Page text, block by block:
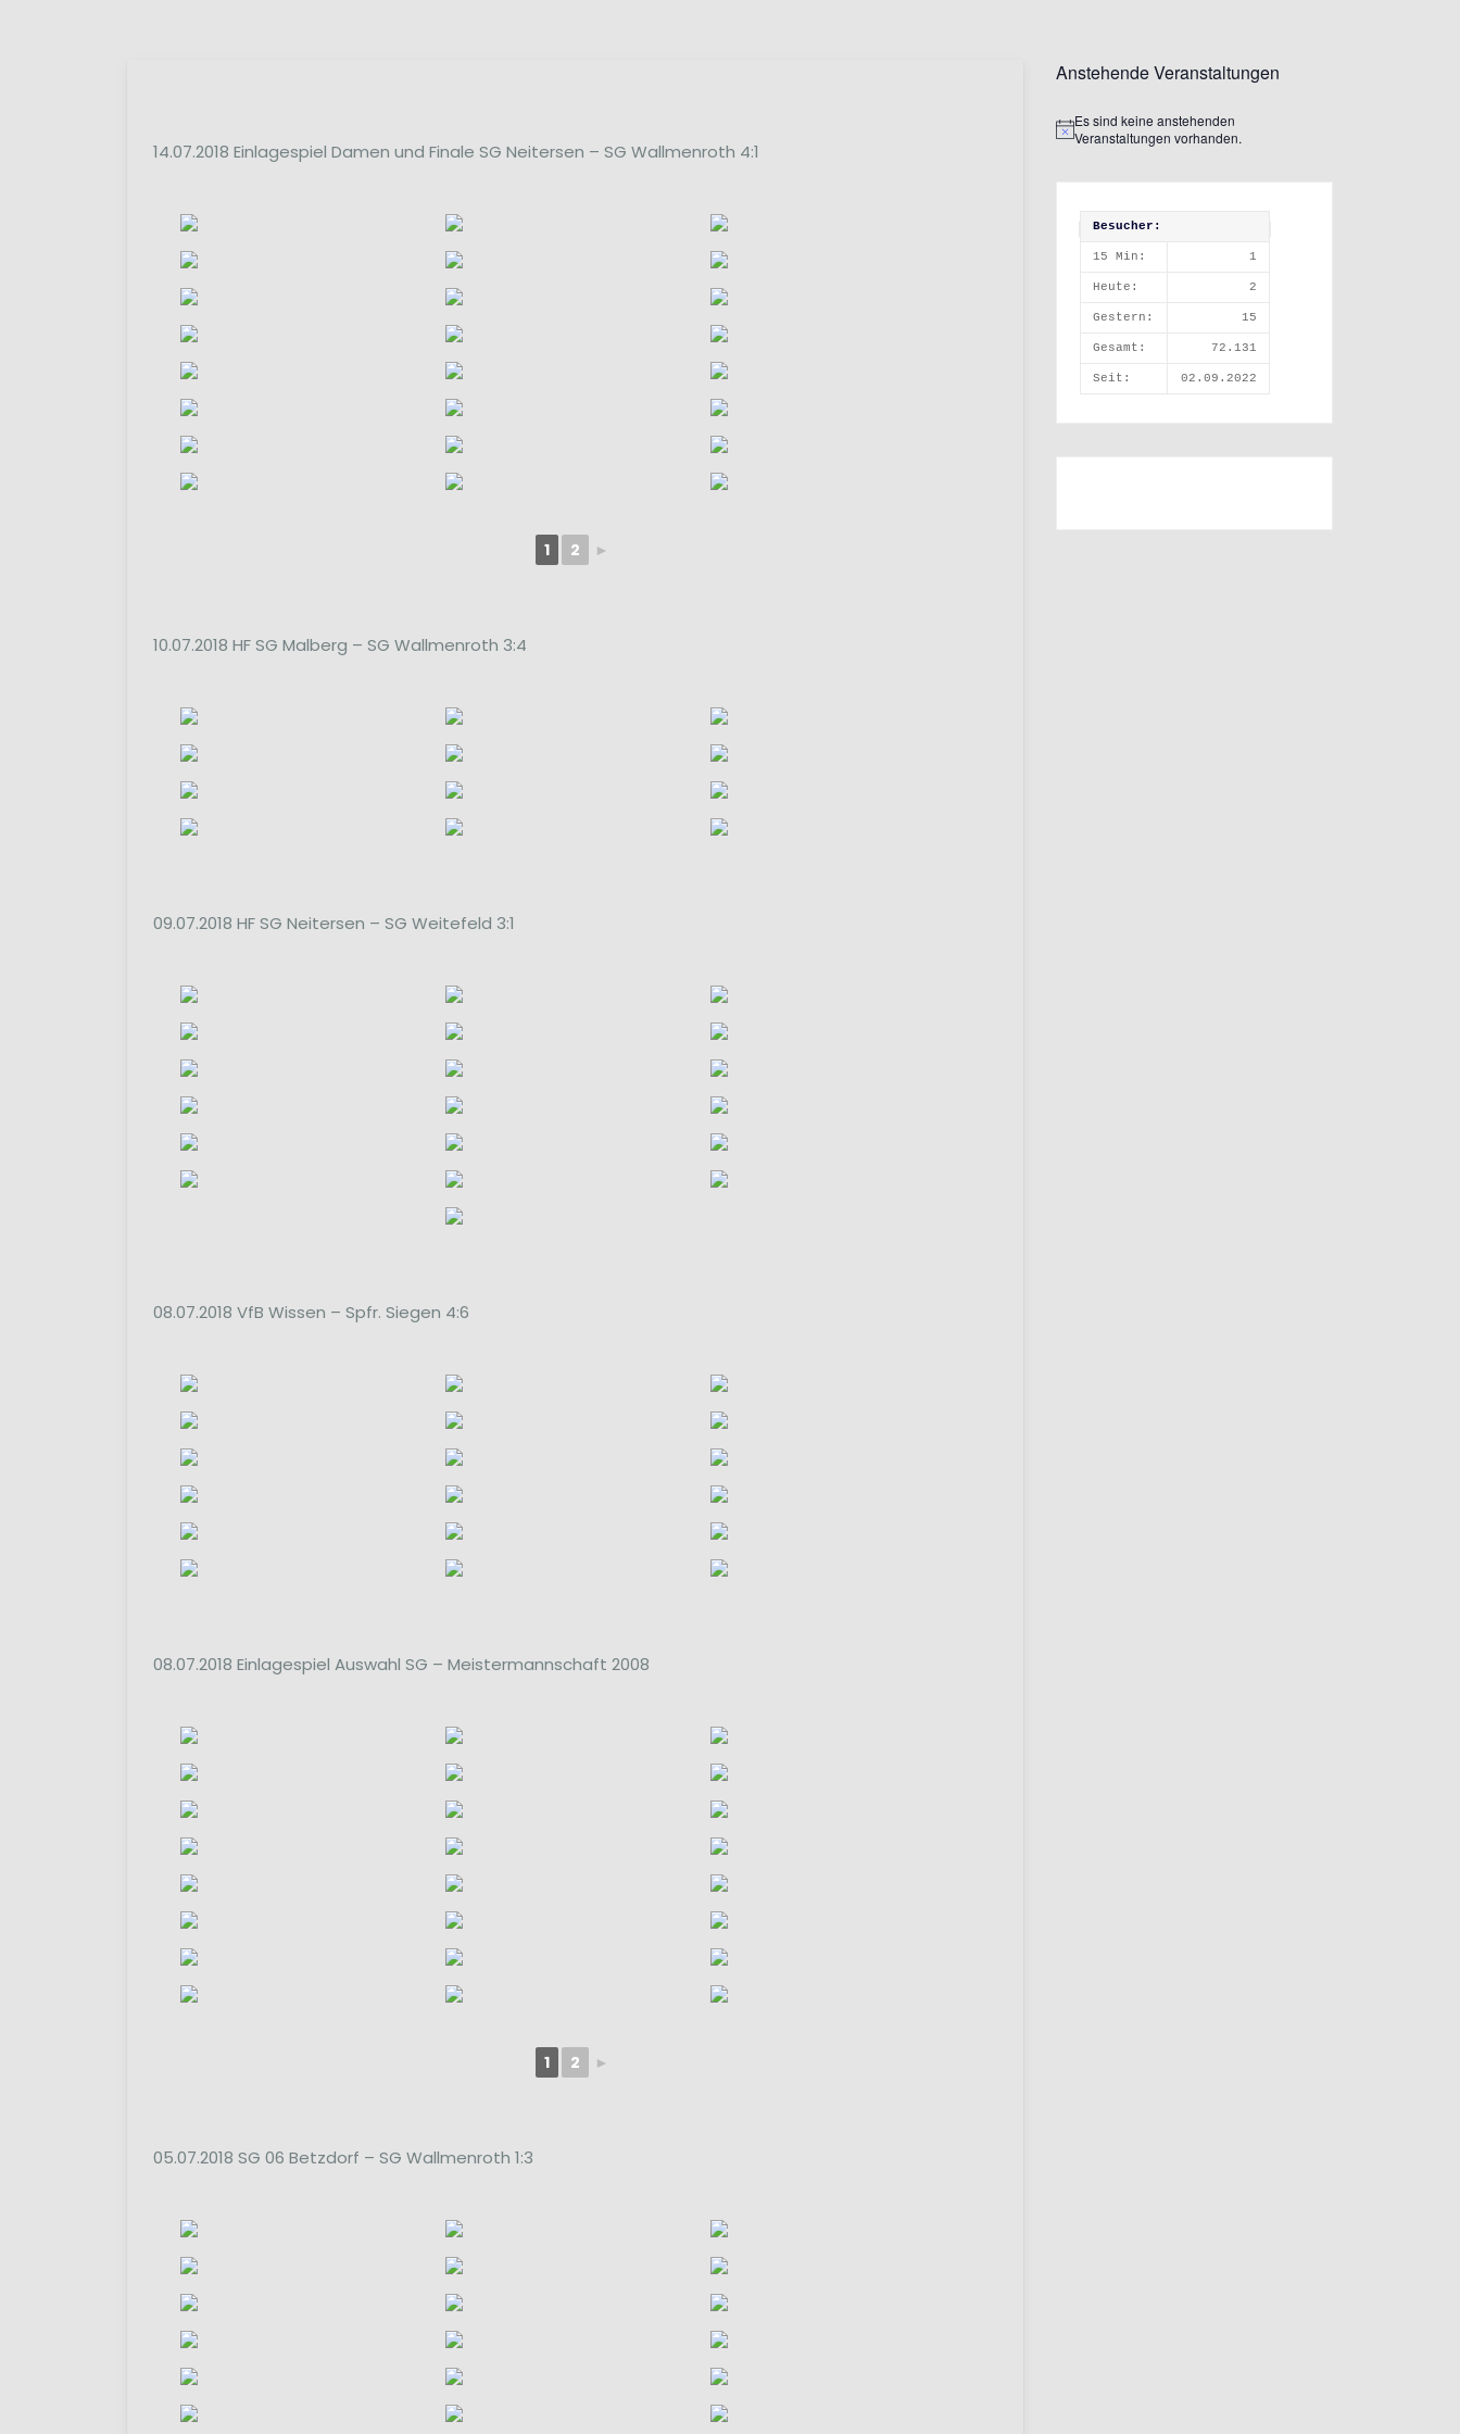
14.07.2018 Einlagespiel Damen und Finale SG Neitersen – SG Wallmenroth 4:1
1 2 ►
10.07.2018 HF SG Malberg – SG Wallmenroth 3:4
09.07.2018 HF SG Neitersen – SG Weitefeld 3:1
08.07.2018 VfB Wissen – Spfr. Siegen 4:6
08.07.2018 Einlagespiel Auswahl SG – Meistermannschaft 2008
1 2 ►
05.07.2018 SG 06 Betzdorf – SG Wallmenroth 1:3
Anstehende Veranstaltungen
Hinweis
Es sind keine anstehenden
Veranstaltungen vorhanden.
Besucher:
15 Min: 1
Heute: 2
Gestern: 15
Gesamt: 72.131
Seit: 02.09.2022